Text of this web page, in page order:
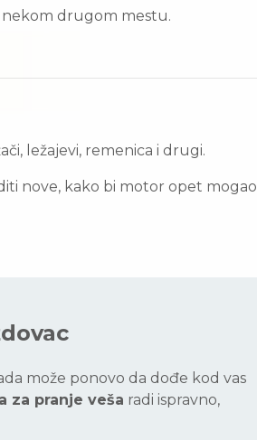
nekom drugom mestu.
ležajevi, remenica i drugi.
nove, kako bi motor opet mogao
može ponovo da dođe kod vas
za pranje veša radi ispravno,